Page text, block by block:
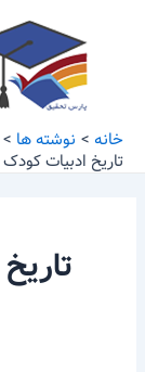
خانه
نوشته ها
تاریخ ادبیات